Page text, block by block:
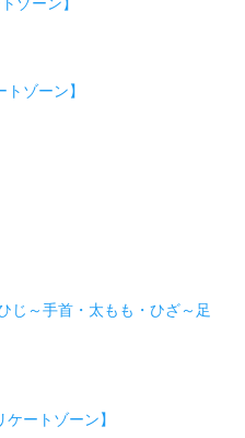
ゾーン】
ゾーン】
じ～手首・太もも・ひざ～足
ートゾーン】